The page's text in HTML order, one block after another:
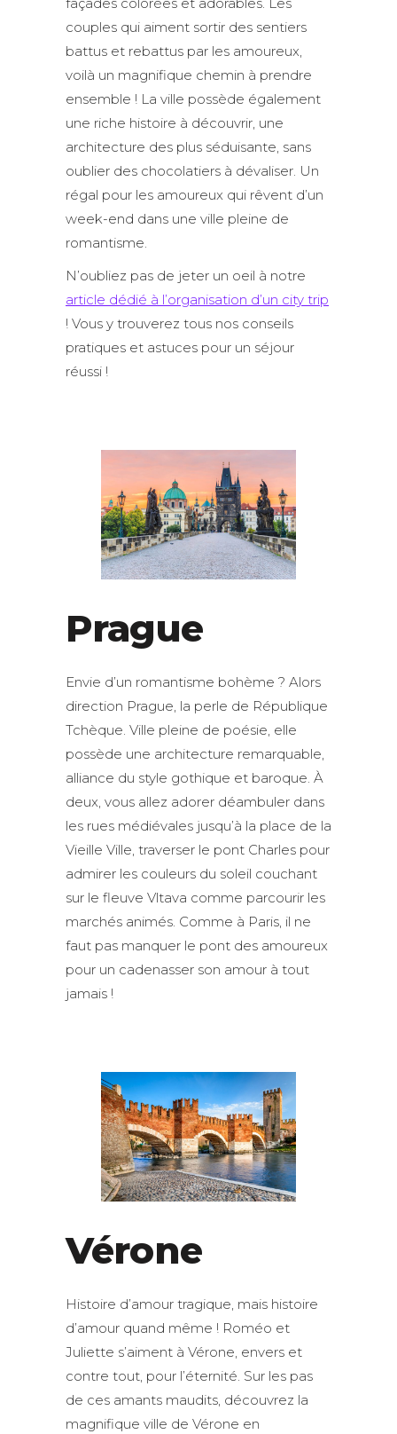
couples qui aiment sortir des sentiers
battus et rebattus par les amoureux,
voilà un magnifique chemin à prendre
ensemble ! La ville possède également
une riche histoire à découvrir, une
architecture des plus séduisante, sans
oublier des chocolatiers à dévaliser. Un
régal pour les amoureux qui rêvent d’un
week-end dans une ville pleine de
romantisme.
N’oubliez pas de jeter un oeil à notre
article dédié à l’organisation d’un city trip
! Vous y trouverez tous nos conseils
pratiques et astuces pour un séjour
réussi !
Prague
Envie d’un romantisme bohème ? Alors
direction Prague, la perle de République
Tchèque. Ville pleine de poésie, elle
possède une architecture remarquable,
alliance du style gothique et baroque. À
deux, vous allez adorer déambuler dans
les rues médiévales jusqu’à la place de la
Vieille Ville, traverser le pont Charles pour
admirer les couleurs du soleil couchant
sur le fleuve Vltava comme parcourir les
marchés animés. Comme à Paris, il ne
faut pas manquer le pont des amoureux
pour un cadenasser son amour à tout
jamais !
Vérone
Histoire d’amour tragique, mais histoire
d’amour quand même ! Roméo et
Juliette s’aiment à Vérone, envers et
contre tout, pour l’éternité. Sur les pas
de ces amants maudits, découvrez la
magnifique ville de Vérone en